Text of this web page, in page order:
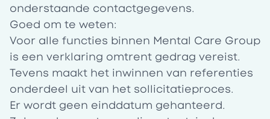
onderstaande contactgegevens.
Goed om te weten:
Voor alle functies binnen Mental Care Group
is een verklaring omtrent gedrag vereist.
Tevens maakt het inwinnen van referenties
onderdeel uit van het sollicitatieproces.
Er wordt geen einddatum gehanteerd.